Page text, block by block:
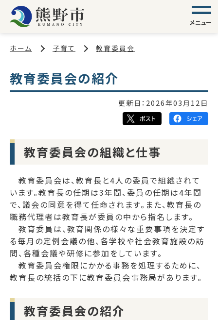
メニュー
ホーム 子育て 教育委員会
教育委員会の紹介
更新日： 2026年03月12日
教育委員会の組織と仕事
教育委員会は、教育長と4人の委員で組織されて
います。教育長の任期は3年間、委員の任期は4年間
で、議会の同意を得て任命されます。また、教育長の
職務代理者は教育長が委員の中から指名します。
教育委員は、教育関係の様々な重要事項を決定す
る毎月の定例会議の他、各学校や社会教育施設の訪
問、各種会議や研修に参加をしています。
教育委員会権限にかかる事務を処理するために、
教育長の統括の下に教育委員会事務局があります。
教育委員会の紹介